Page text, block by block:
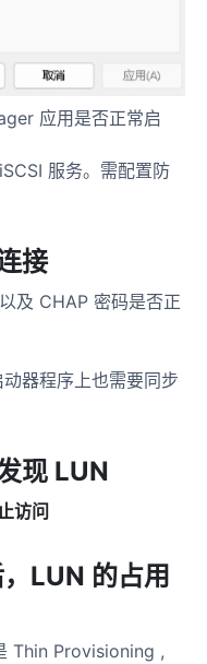
应用是否正常启
服务。需配置防
接
及 CHAP 密码是否正
器程序上也需要同步
现 LUN
访问
LUN 的占用
Thin Provisioning ,